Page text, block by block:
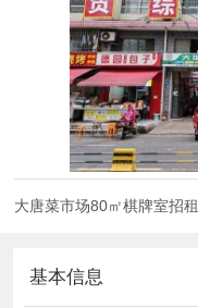
大唐菜市场80㎡棋牌室招租
基本信息